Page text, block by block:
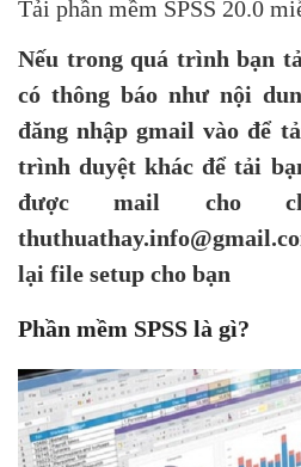
Tải phần mềm SPSS 20.0
Nếu trong quá trình bạn
có thông báo như nội
đăng nhập gmail vào để
trình duyệt khác để tải
được mail cho
lại file setup cho bạn
Phần mềm SPSS là gì?